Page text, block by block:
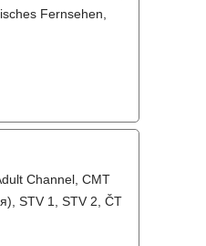
Fernsehen,
Channel, CMT
STV 1, STV 2, ČT